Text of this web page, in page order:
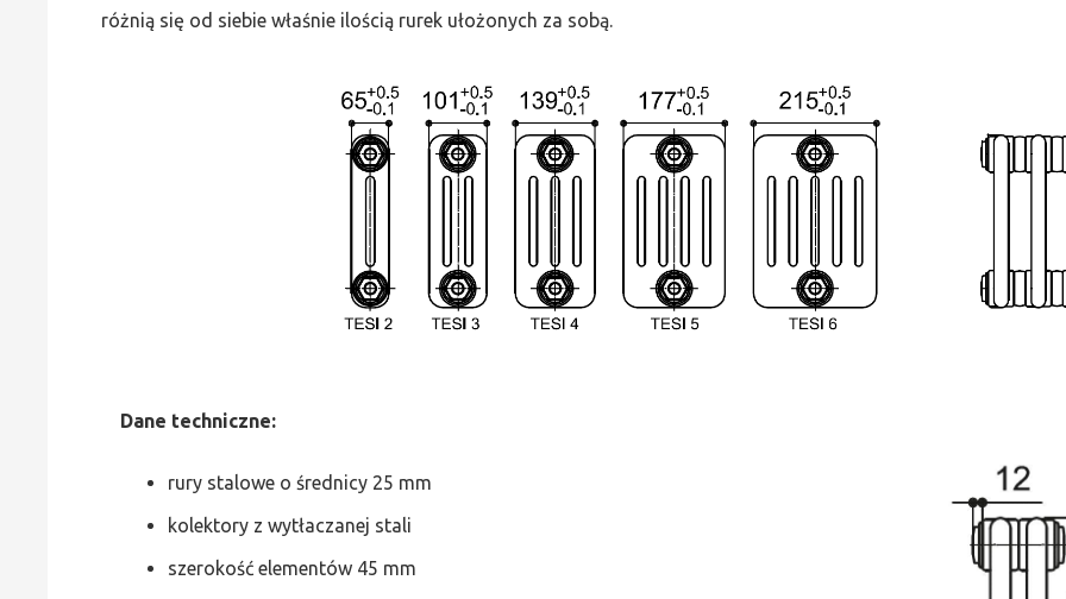
różnią się od siebie właśnie ilością rurek ułożonych za sobą.
Dane techniczne:
rury stalowe o średnicy 25 mm
kolektory z wytłaczanej stali
szerokość elementów 45 mm